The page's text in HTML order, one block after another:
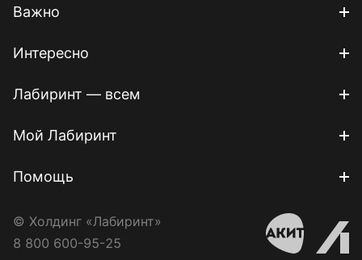
Важно
Интересно
Лабиринт — всем
Мой Лабиринт
Помощь
© Холдинг «Лабиринт»
8 800 600-95-25